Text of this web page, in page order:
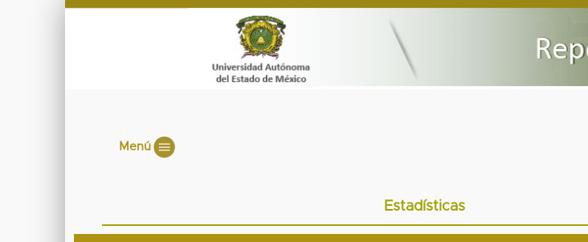
Menú
Estadísticas